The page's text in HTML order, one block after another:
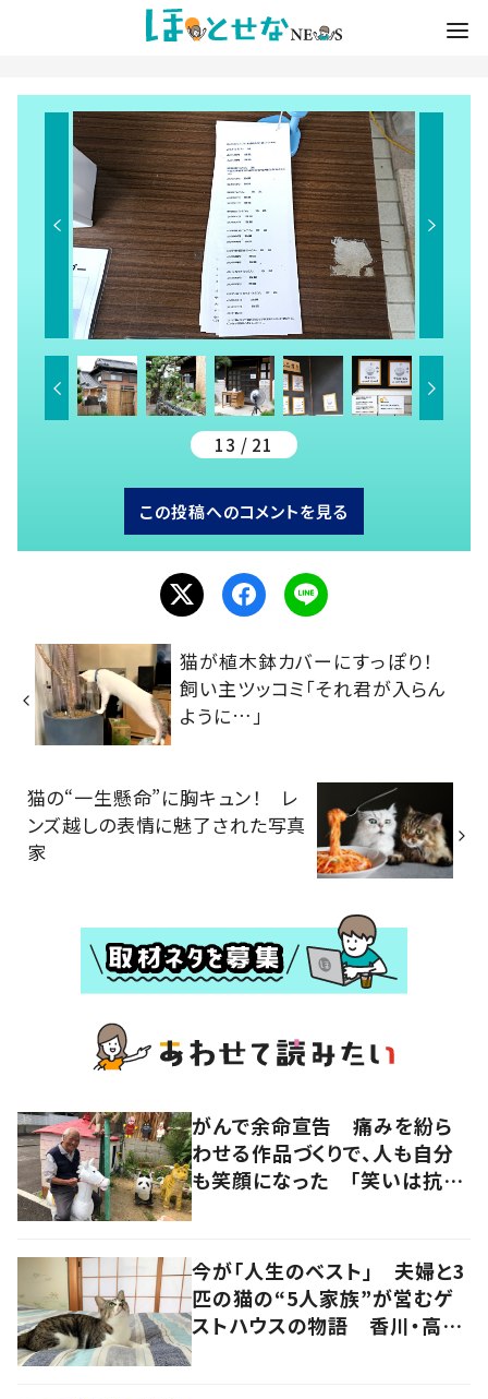
13 / 21
この投稿へのコメントを見る
猫が植木鉢カバーにすっぽり！
飼い主ツッコミ「それ君が入らん
ように…」
猫の“一生懸命”に胸キュン！ レ
ンズ越しの表情に魅了された写真
家
がんで余命宣告 痛みを紛ら
わせる作品づくりで、人も自分
も笑顔になった 「笑いは抗が
今が「人生のベスト」 夫婦と3
匹の猫の“5人家族”が営むゲ
ストハウスの物語 香川・高松